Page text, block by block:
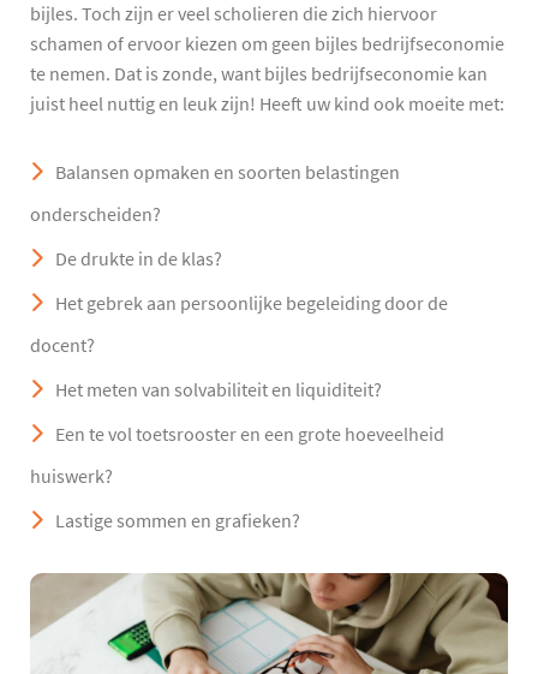
bijles. Toch zijn er veel scholieren die zich hiervoor
schamen of ervoor kiezen om geen bijles bedrijfseconomie
te nemen. Dat is zonde, want bijles bedrijfseconomie kan
juist heel nuttig en leuk zijn! Heeft uw kind ook moeite met:
Balansen opmaken en soorten belastingen
onderscheiden?
De drukte in de klas?
Het gebrek aan persoonlijke begeleiding door de
docent?
Het meten van solvabiliteit en liquiditeit?
Een te vol toetsrooster en een grote hoeveelheid
huiswerk?
Lastige sommen en grafieken?